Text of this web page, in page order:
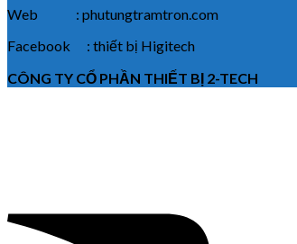
Web : phutungtramtron.com
Facebook : thiết bị Higitech
CÔNG TY CỔ PHẦN THIẾT BỊ 2-TECH